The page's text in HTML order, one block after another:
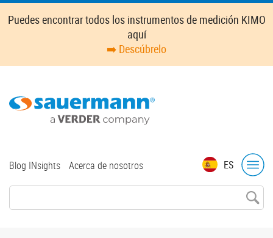
Skip
Puedes encontrar todos los instrumentos de medición KIMO
aquí
➡️ Descúbrelo
ES
Top
Blog INsights Acerca de nosotros